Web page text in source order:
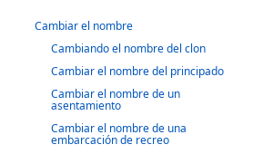
Cambiar el nombre
Cambiando el nombre del clon
Cambiar el nombre del principado
Cambiar el nombre de un
asentamiento
Cambiar el nombre de una
embarcación de recreo